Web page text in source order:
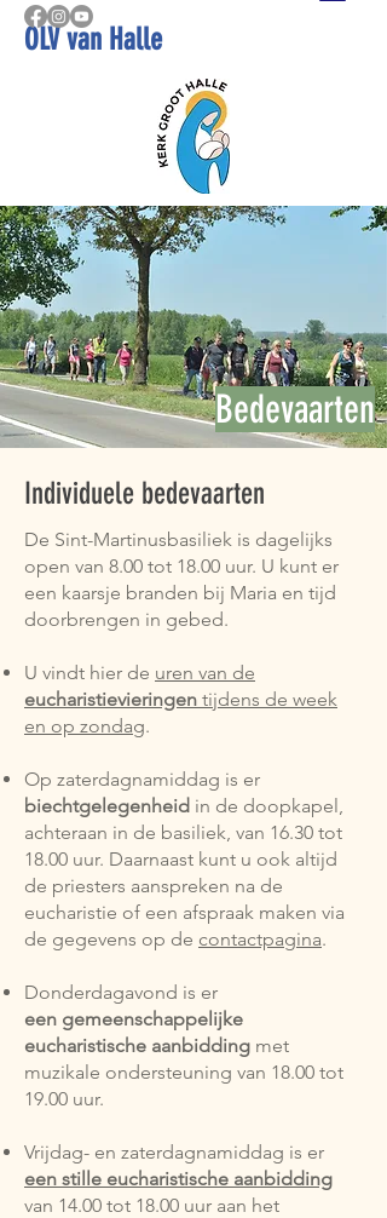
OLV van Halle
Bedevaarten
Individuele bedevaarten
De Sint-Martinusbasiliek is dagelijks
open van 8.00 tot 18.00 uur. U kunt er
een kaarsje branden bij Maria en tijd
doorbrengen in gebed.
U vindt hier de uren van de
eucharistievieringen tijdens de week
en op zondag.
Op zaterdagnamiddag is er
biechtgelegenheid in de doopkapel,
achteraan in de basiliek, van 16.30 tot
18.00 uur. Daarnaast kunt u ook altijd
de priesters aanspreken na de
eucharistie of een afspraak maken via
de gegevens op de contactpagina.
Donderdagavond is er
een gemeenschappelijke
eucharistische aanbidding met
muzikale ondersteuning van 18.00 tot
19.00 uur.
Vrijdag- en zaterdagnamiddag is er
een stille eucharistische aanbidding
van 14.00 tot 18.00 uur aan het